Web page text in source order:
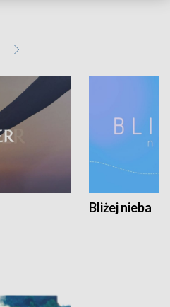
Bliżej nieba